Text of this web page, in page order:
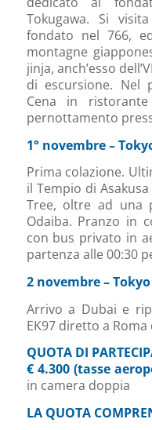
Tokugawa. Si
fondato nel 766,
montagne
jinja, anch’esso
di escursione. Nel
Cena in
pernottamento
1° novembre –
Prima colazione.
il Tempio di
Tree, oltre ad una
Odaiba. Pranzo in
con bus privato in
partenza alle 00:30
2 novembre –
Arrivo a Dubai e
EK97 diretto a
QUOTA DI
€ 4.300 (tasse
in camera doppia
LA QUOTA